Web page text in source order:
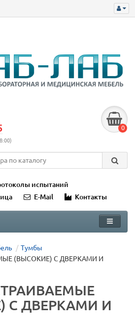
0
испытаний
E-Mail Контакты
Тумбы
(ВЫСОКИЕ) С ДВЕРКАМИ И
С ДВЕРКАМИ И